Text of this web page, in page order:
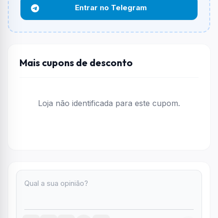
Funciona em qualquer produto?
Não necessariamente. Depende de itens participantes
e alguns vendedores ou produtos especificos podem
Entrar no Telegram
Mais cupons de desconto
Loja não identificada para este cupom.